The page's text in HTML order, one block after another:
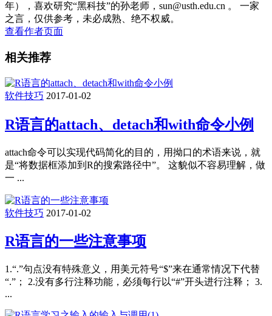
年），喜欢研究“黑科技”的孙老师，sun@usth.edu.cn 。 一家
之言，仅供参考，未必成熟、绝不权威。
查看作者页面
相关推荐
软件技巧 2017-01-02
R语言的attach、detach和with命令小例
attach命令可以实现代码简化的目的，用拗口的术语来说，就
是“将数据框添加到R的搜索路径中”。 这貌似不容易理解，做
一 ...
软件技巧 2017-01-02
R语言的一些注意事项
1.“.”句点没有特殊意义，用美元符号“$”来在通常情况下代替
“.”； 2.没有多行注释功能，必须每行以“#”开头进行注释； 3.
...